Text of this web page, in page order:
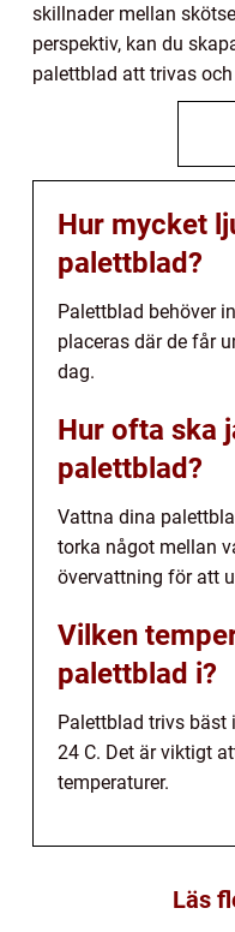
skillnader mellan
perspektiv, kan du
palettblad att trivas
Hur mycket
palettblad?
Palettblad behöver
placeras där de får
dag.
Hur ofta ska
palettblad?
Vattna dina
torka något mellan
övervattning för att
Vilken
palettblad i?
Palettblad trivs bäst
24 C. Det är viktigt
temperaturer.
Läs